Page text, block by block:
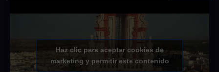
Haz clic para aceptar cookies de
marketing y permitir este contenido